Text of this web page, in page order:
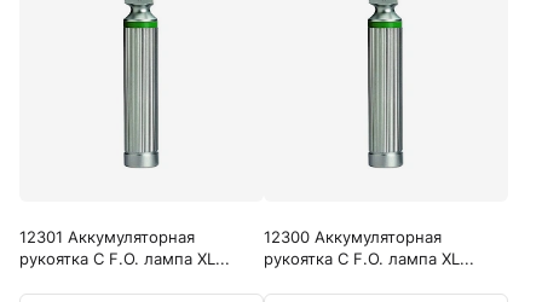
12301 Аккумуляторная
рукоятка C F.O. лампа XL...
12300 Аккумуляторная
рукоятка C F.O. лампа XL...